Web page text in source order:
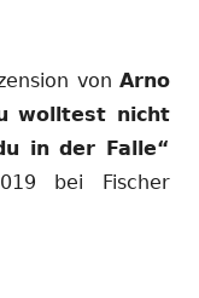
Offline — Arno
von Arno
wolltest nicht
in der Falle“
bei Fischer